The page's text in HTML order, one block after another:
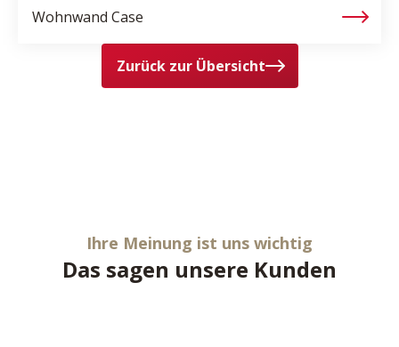
Wohnwand Case
Zurück zur Übersicht
Ihre Meinung ist uns wichtig
Das sagen unsere Kunden